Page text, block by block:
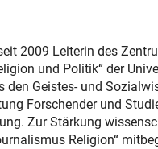
2009 Leiterin des
und Politik“ der
den Geistes- und
Forschender und
Zur Stärkung
Religion“